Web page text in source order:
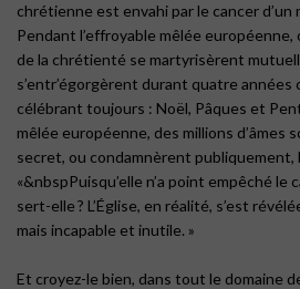
chrétienne est envahi par le cancer d’un
Pendant l’effroyable mêlée
de la chrétienté se martyrisèrent
s’entr’égorgèrent durant quatre années
célébrant toujours : Noël, Pâques et
mêlée européenne, des millions d’âmes
secret, ou condamnèrent publiquement,
«&nbspPuisqu’elle n’a point empêché le
sert-elle ? L’Église, en réalité, s’est
mais incapable et inutile. »
Et croyez-le bien, dans tout le domaine